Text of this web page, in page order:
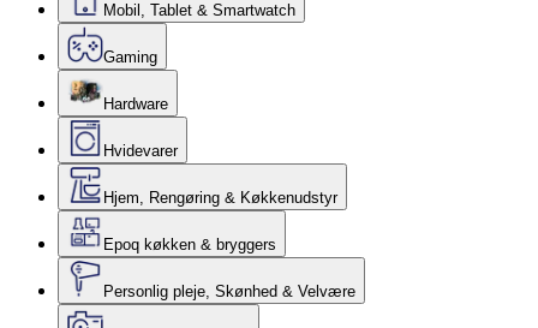
Mobil, Tablet & Smartwatch
Gaming
Hardware
Hvidevarer
Hjem, Rengøring & Køkkenudstyr
Epoq køkken & bryggers
Personlig pleje, Skønhed & Velvære